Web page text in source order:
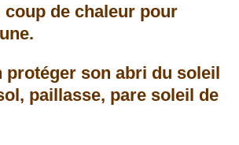
coup de chaleur pour
protéger son abri du soleil
paillasse, pare soleil de